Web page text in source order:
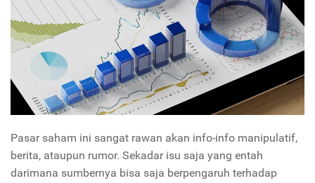
Pasar saham ini sangat rawan akan info-info manipulatif,
berita, ataupun rumor. Sekadar isu saja yang entah
darimana sumbernya bisa saja berpengaruh terhadap